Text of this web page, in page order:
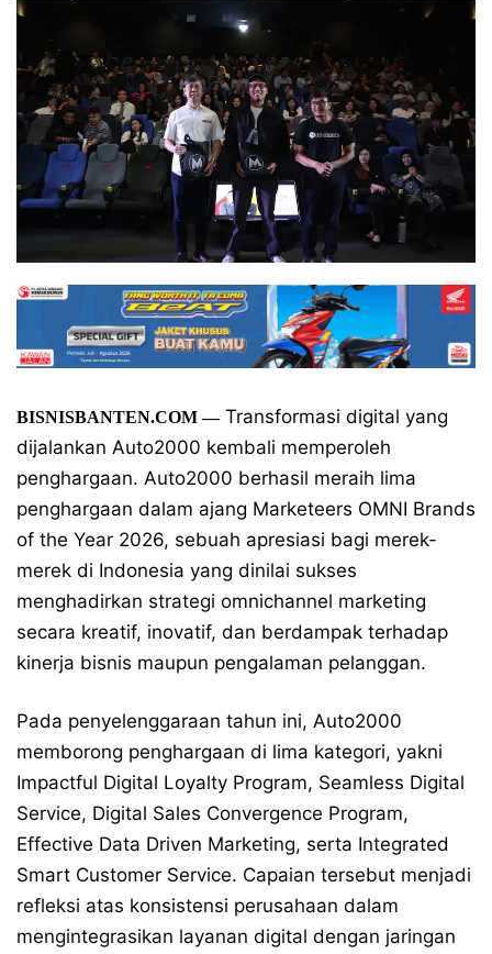
BISNISBANTEN.COM —Transformasi digital yang
dijalankan Auto2000 kembali memperoleh
penghargaan. Auto2000 berhasil meraih lima
penghargaan dalam ajang Marketeers OMNI Brands
of the Year 2026, sebuah apresiasi bagi merek-
merek di Indonesia yang dinilai sukses
menghadirkan strategi omnichannel marketing
secara kreatif, inovatif, dan berdampak terhadap
kinerja bisnis maupun pengalaman pelanggan.
Pada penyelenggaraan tahun ini, Auto2000
memborong penghargaan di lima kategori, yakni
Impactful Digital Loyalty Program, Seamless Digital
Service, Digital Sales Convergence Program,
Effective Data Driven Marketing, serta Integrated
Smart Customer Service. Capaian tersebut menjadi
refleksi atas konsistensi perusahaan dalam
mengintegrasikan layanan digital dengan jaringan